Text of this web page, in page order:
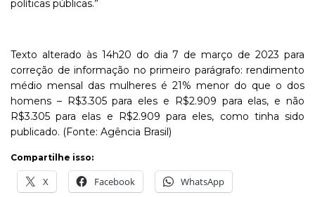
políticas públicas.”
Texto alterado às 14h20 do dia 7 de março de 2023 para
correção de informação no primeiro parágrafo: rendimento
médio mensal das mulheres é 21% menor do que o dos
homens – R$3.305 para eles e R$2.909 para elas, e não
R$3.305 para elas e R$2.909 para eles, como tinha sido
publicado. (Fonte: Agência Brasil)
Compartilhe isso:
X Facebook WhatsApp